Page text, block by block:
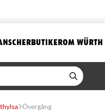
BUTIKEROM WÜRTH
Övergång